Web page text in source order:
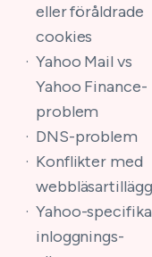
eller föråldrade
cookies
Yahoo Mail vs
Yahoo Finance-
problem
DNS-problem
Konflikter med
webbläsartillägg
Yahoo-specifika
inloggnings-